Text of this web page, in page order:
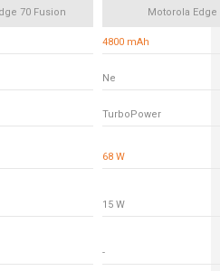
70 Fusion Motorola Edge
4800 mAh
Ne
TurboPower
68 W
15 W
-